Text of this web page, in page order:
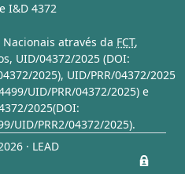
I&D 4372
através da FCT,
UID/04372/2025 (DOI:
2025), UID/PRR/04372/2025
UID/PRR/04372/2025)e
2025(DOI:
UID/PRR2/04372/2025).
· LEAD